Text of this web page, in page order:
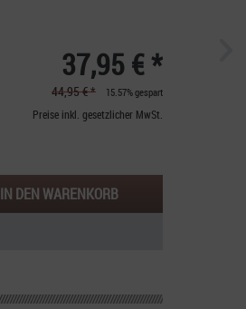
37,95 € *
44,95 € * 15.57% gespart
Preise inkl. gesetzlicher MwSt.
IN DENWARENKORB